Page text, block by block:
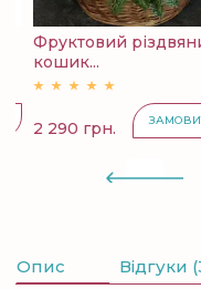
Фруктовий
кошик...
2 290 грн.
Опис Відгуки